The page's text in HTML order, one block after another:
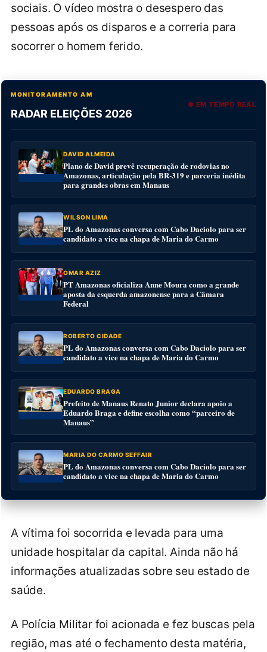
sociais. O vídeo mostra o desespero das
pessoas após os disparos e a correria para
socorrer o homem ferido.
MONITORAMENTO AM
RADAR ELEIÇÕES 2026
● EM TEMPO REAL
DAVID ALMEIDA
Plano de David prevê recuperação de rodovias no
Amazonas, articulação pela BR-319 e parceria inédita
para grandes obras em Manaus
WILSON LIMA
PL do Amazonas conversa com Cabo Daciolo para ser
candidato a vice na chapa de Maria do Carmo
OMAR AZIZ
PT Amazonas oficializa Anne Moura como a grande
aposta da esquerda amazonense para a Câmara
Federal
ROBERTO CIDADE
PL do Amazonas conversa com Cabo Daciolo para ser
candidato a vice na chapa de Maria do Carmo
EDUARDO BRAGA
Prefeito de Manaus Renato Junior declara apoio a
Eduardo Braga e define escolha como “parceiro de
Manaus”
MARIA DO CARMO SEFFAIR
PL do Amazonas conversa com Cabo Daciolo para ser
candidato a vice na chapa de Maria do Carmo
A vítima foi socorrida e levada para uma
unidade hospitalar da capital. Ainda não há
informações atualizadas sobre seu estado de
saúde.
A Polícia Militar foi acionada e fez buscas pela
região, mas até o fechamento desta matéria,